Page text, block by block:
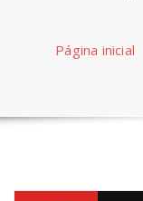
Página inicial